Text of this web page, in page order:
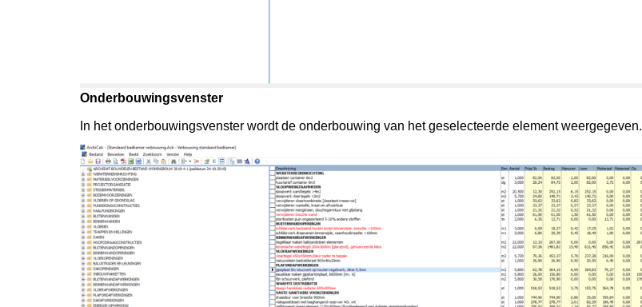
Onderbouwingsvenster
In het onderbouwingsvenster wordt de onderbouwing van het geselecteerde element weergegeven.